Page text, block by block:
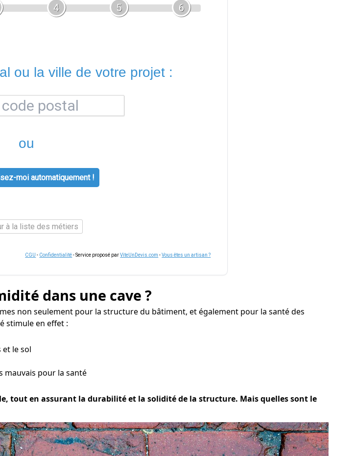
4 5 6
ou la ville de votre projet :
ou
moi automatiquement !
à la liste des métiers
CGU - Confidentialité- Service proposé parViteUnDevis.com -Vous êtes un artisan ?
dans une cave ?
non seulement pour la structure du bâtiment, et également pour la santé des
stimule en effet :
le sol
mauvais pour la santé
tout en assurant la durabilité et la solidité de la structure. Mais quelles sont le